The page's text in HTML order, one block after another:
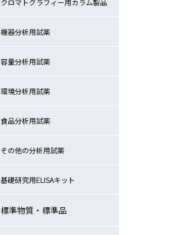
クロマトグラフィー用カラム製品
機器分析用試薬
容量分析用試薬
環境分析用試薬
食品分析用試薬
その他の分析用試薬
基礎研究用ELISAキット
標準物質・標準品